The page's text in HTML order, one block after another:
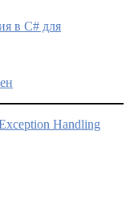
в C# для
Handling